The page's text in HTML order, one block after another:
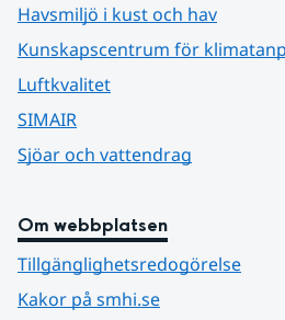
Havsmiljö i kust och hav
Kunskapscentrum för
Luftkvalitet
SIMAIR
Sjöar och vattendrag
Om webbplatsen
Tillgänglighetsredogörelse
Kakor på smhi.se